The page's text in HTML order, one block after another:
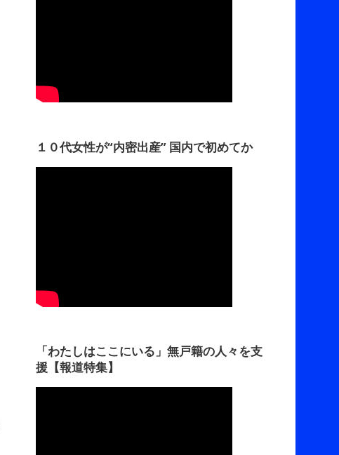
１０代女性が“内密出産” 国内で初めてか
「わたしはここにいる」無戸籍の人々を支
援【報道特集】